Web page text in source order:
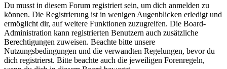
Du musst in diesem Forum registriert sein, um dich anmelden zu
können. Die Registrierung ist in wenigen Augenblicken erledigt und
ermöglicht dir, auf weitere Funktionen zuzugreifen. Die Board-
Administration kann registrierten Benutzern auch zusätzliche
Berechtigungen zuweisen. Beachte bitte unsere
Nutzungsbedingungen und die verwandten Regelungen, bevor du
dich registrierst. Bitte beachte auch die jeweiligen Forenregeln,